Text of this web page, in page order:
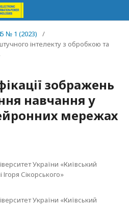
№ 1 (2023)
/
інтелекту з обробкою та
зображень
навчання у
мережах
України «Київський
Ігоря Сікорського»
України «Київський